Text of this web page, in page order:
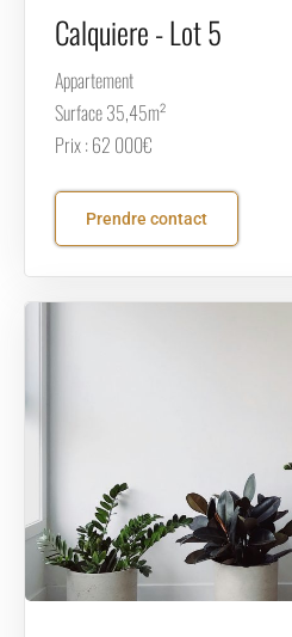
Calquiere - Lot 5
Appartement
Surface 35,45m²
Prix : 62 000€
Prendre contact